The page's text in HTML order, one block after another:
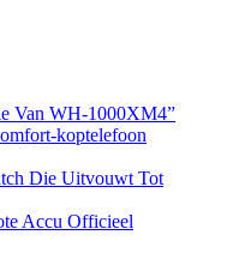
Van WH-1000XM4”
koptelefoon
Die Uitvouwt Tot
Accu Officieel